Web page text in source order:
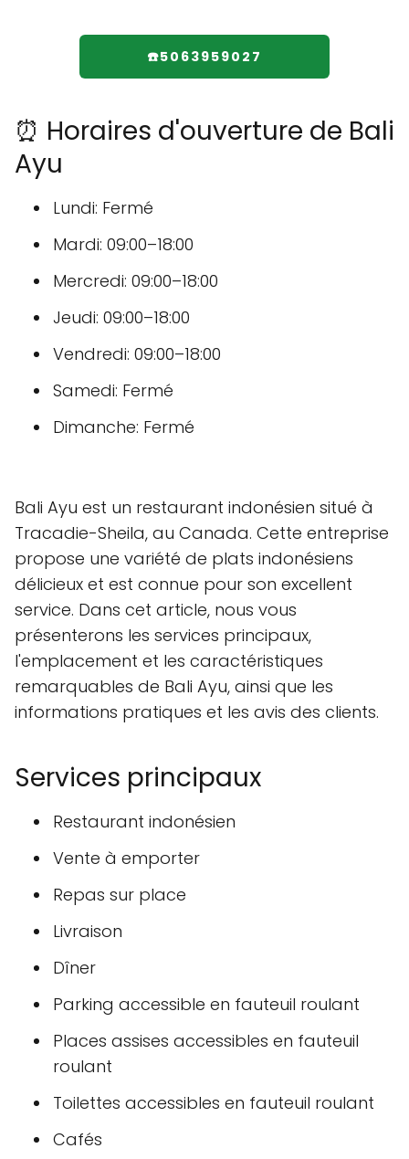
☎️5063959027
⏰ Horaires d'ouverture de Bali
Ayu
Lundi: Fermé
Mardi: 09:00–18:00
Mercredi: 09:00–18:00
Jeudi: 09:00–18:00
Vendredi: 09:00–18:00
Samedi: Fermé
Dimanche: Fermé
Bali Ayu est un restaurant indonésien situé à
Tracadie-Sheila, au Canada. Cette entreprise
propose une variété de plats indonésiens
délicieux et est connue pour son excellent
service. Dans cet article, nous vous
présenterons les services principaux,
l'emplacement et les caractéristiques
remarquables de Bali Ayu, ainsi que les
informations pratiques et les avis des clients.
Services principaux
Restaurant indonésien
Vente à emporter
Repas sur place
Livraison
Dîner
Parking accessible en fauteuil roulant
Places assises accessibles en fauteuil
roulant
Toilettes accessibles en fauteuil roulant
Cafés